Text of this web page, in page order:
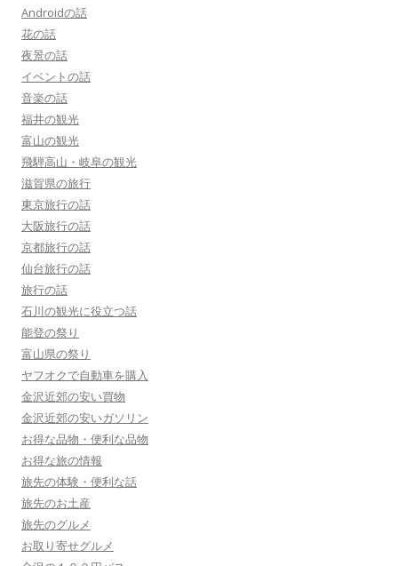
Androidの話
花の話
夜景の話
イベントの話
音楽の話
福井の観光
富山の観光
飛騨高山・岐阜の観光
滋賀県の旅行
東京旅行の話
大阪旅行の話
京都旅行の話
仙台旅行の話
旅行の話
石川の観光に役立つ話
能登の祭り
富山県の祭り
ヤフオクで自動車を購入
金沢近郊の安い買物
金沢近郊の安いガソリン
お得な品物・便利な品物
お得な旅の情報
旅先の体験・便利な話
旅先のお土産
旅先のグルメ
お取り寄せグルメ